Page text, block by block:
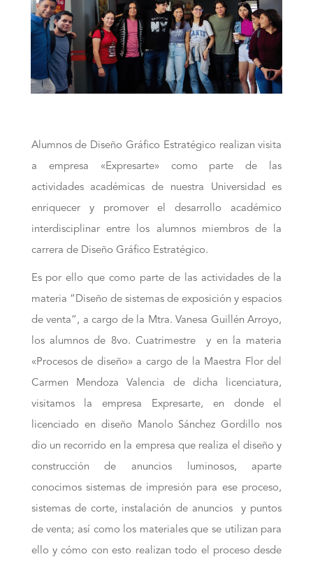
Alumnos de Diseño Gráfico Estratégico realizan visita
a empresa «Expresarte» como parte de las
actividades académicas de nuestra Universidad es
enriquecer y promover el desarrollo académico
interdisciplinar entre los alumnos miembros de la
carrera de Diseño Gráfico Estratégico.
Es por ello que como parte de las actividades de la
materia “Diseño de sistemas de exposición y espacios
de venta”, a cargo de la Mtra. Vanesa Guillén Arroyo,
los alumnos de 8vo. Cuatrimestre y en la materia
«Procesos de diseño» a cargo de la Maestra Flor del
Carmen Mendoza Valencia de dicha licenciatura,
visitamos la empresa Expresarte, en donde el
licenciado en diseño Manolo Sánchez Gordillo nos
dio un recorrido en la empresa que realiza el diseño y
construcción de anuncios luminosos, aparte
conocimos sistemas de impresión para ese proceso,
sistemas de corte, instalación de anuncios y puntos
de venta; así como los materiales que se utilizan para
ello y cómo con esto realizan todo el proceso desde